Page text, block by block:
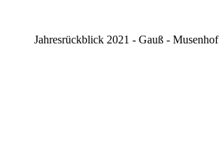
Jahresrückblick 2021 - Gauß - Musenhof